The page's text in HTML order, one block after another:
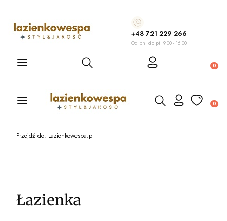
+48 721 229 266
Od pn. do pt. 9.00 - 16.00
Otwórz wyszukiwarkę
Otwórz wyszukiwarkę
Przejdź do: Lazienkowespa.pl
Łazienka